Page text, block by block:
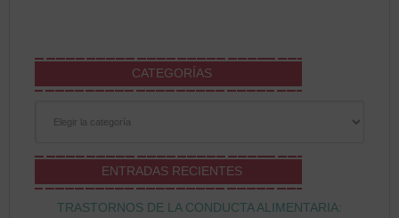
CATEGORÍAS
ENTRADAS RECIENTES
TRASTORNOS DE LA CONDUCTA ALIMENTARIA: